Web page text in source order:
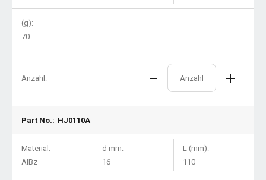
(g):
70
Anzahl:
Part No.: HJ0110A
Material:
AlBz
d mm:
16
L (mm):
110